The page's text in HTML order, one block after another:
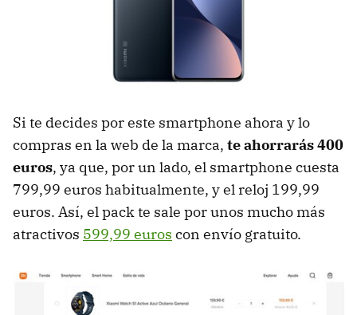
Si te decides por este smartphone ahora y lo
compras en la web de la marca, te ahorrarás 400
euros, ya que, por un lado, el smartphone cuesta
799,99 euros habitualmente, y el reloj 199,99
euros. Así, el pack te sale por unos mucho más
atractivos 599,99 euros con envío gratuito.